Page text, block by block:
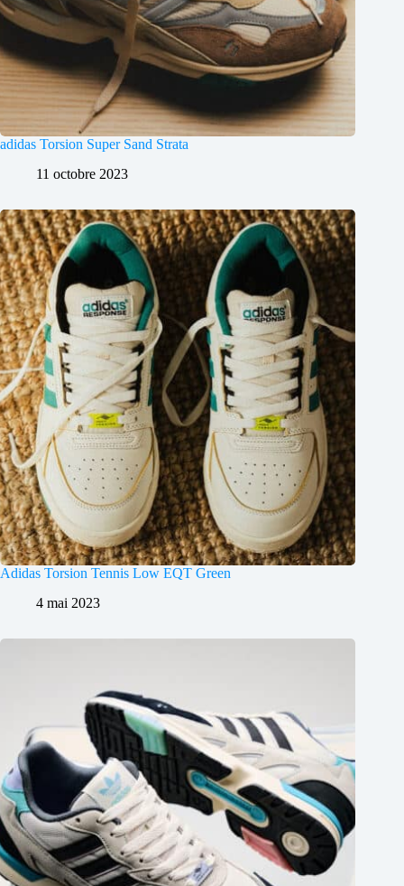
adidas Torsion Super Sand Strata
11 octobre 2023
Adidas Torsion Tennis Low EQT Green
4 mai 2023